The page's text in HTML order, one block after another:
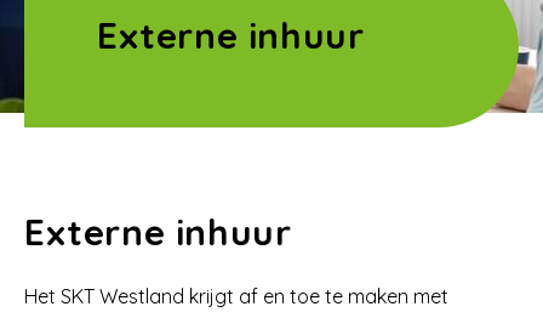
Externe inhuur
Externe inhuur
Het SKT Westland krijgt af en toe te maken met